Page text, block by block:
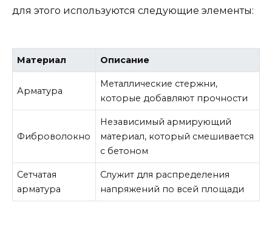
для этого используются следующие элементы:
Материал Описание
Арматура
Металлические стержни,
которые добавляют прочности
Фиброволокно
Независимый армирующий
материал, который смешивается
с бетоном
Сетчатая
арматура
Служит для распределения
напряжений по всей площади